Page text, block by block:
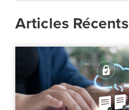
Articles Récents